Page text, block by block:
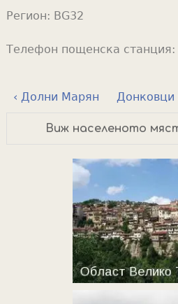
Регион: BG32
Телефон пощенска станция:
‹ Долни Марян Донковци
Виж населеното